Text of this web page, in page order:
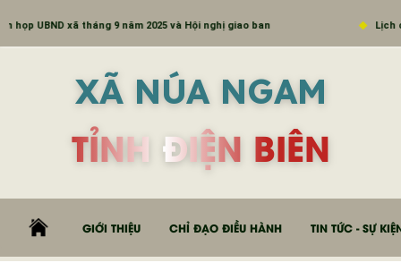
tháng 9 năm 2025 và Hội nghị giao ban Lịch công tác
XÃ NÚA NGAM
TỈNH ĐIỆN BIÊN
GIỚI THIỆU CHỈ ĐẠO ĐIỀU HÀNH TIN TỨC - SỰ